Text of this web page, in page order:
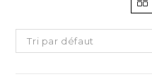
Tri par défaut